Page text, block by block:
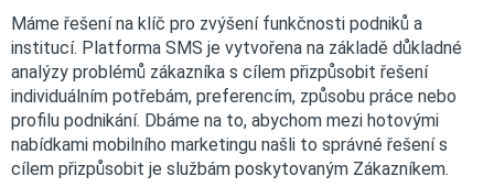
Mobilní marketing
Máme řešení na klíč pro zvýšení funkčnosti podniků a
institucí. Platforma SMS je vytvořena na základě důkladné
analýzy problémů zákazníka s cílem přizpůsobit řešení
individuálním potřebám, preferencím, způsobu práce nebo
profilu podnikání. Dbáme na to, abychom mezi hotovými
nabídkami mobilního marketingu našli to správné řešení s
cílem přizpůsobit je službám poskytovaným Zákazníkem.